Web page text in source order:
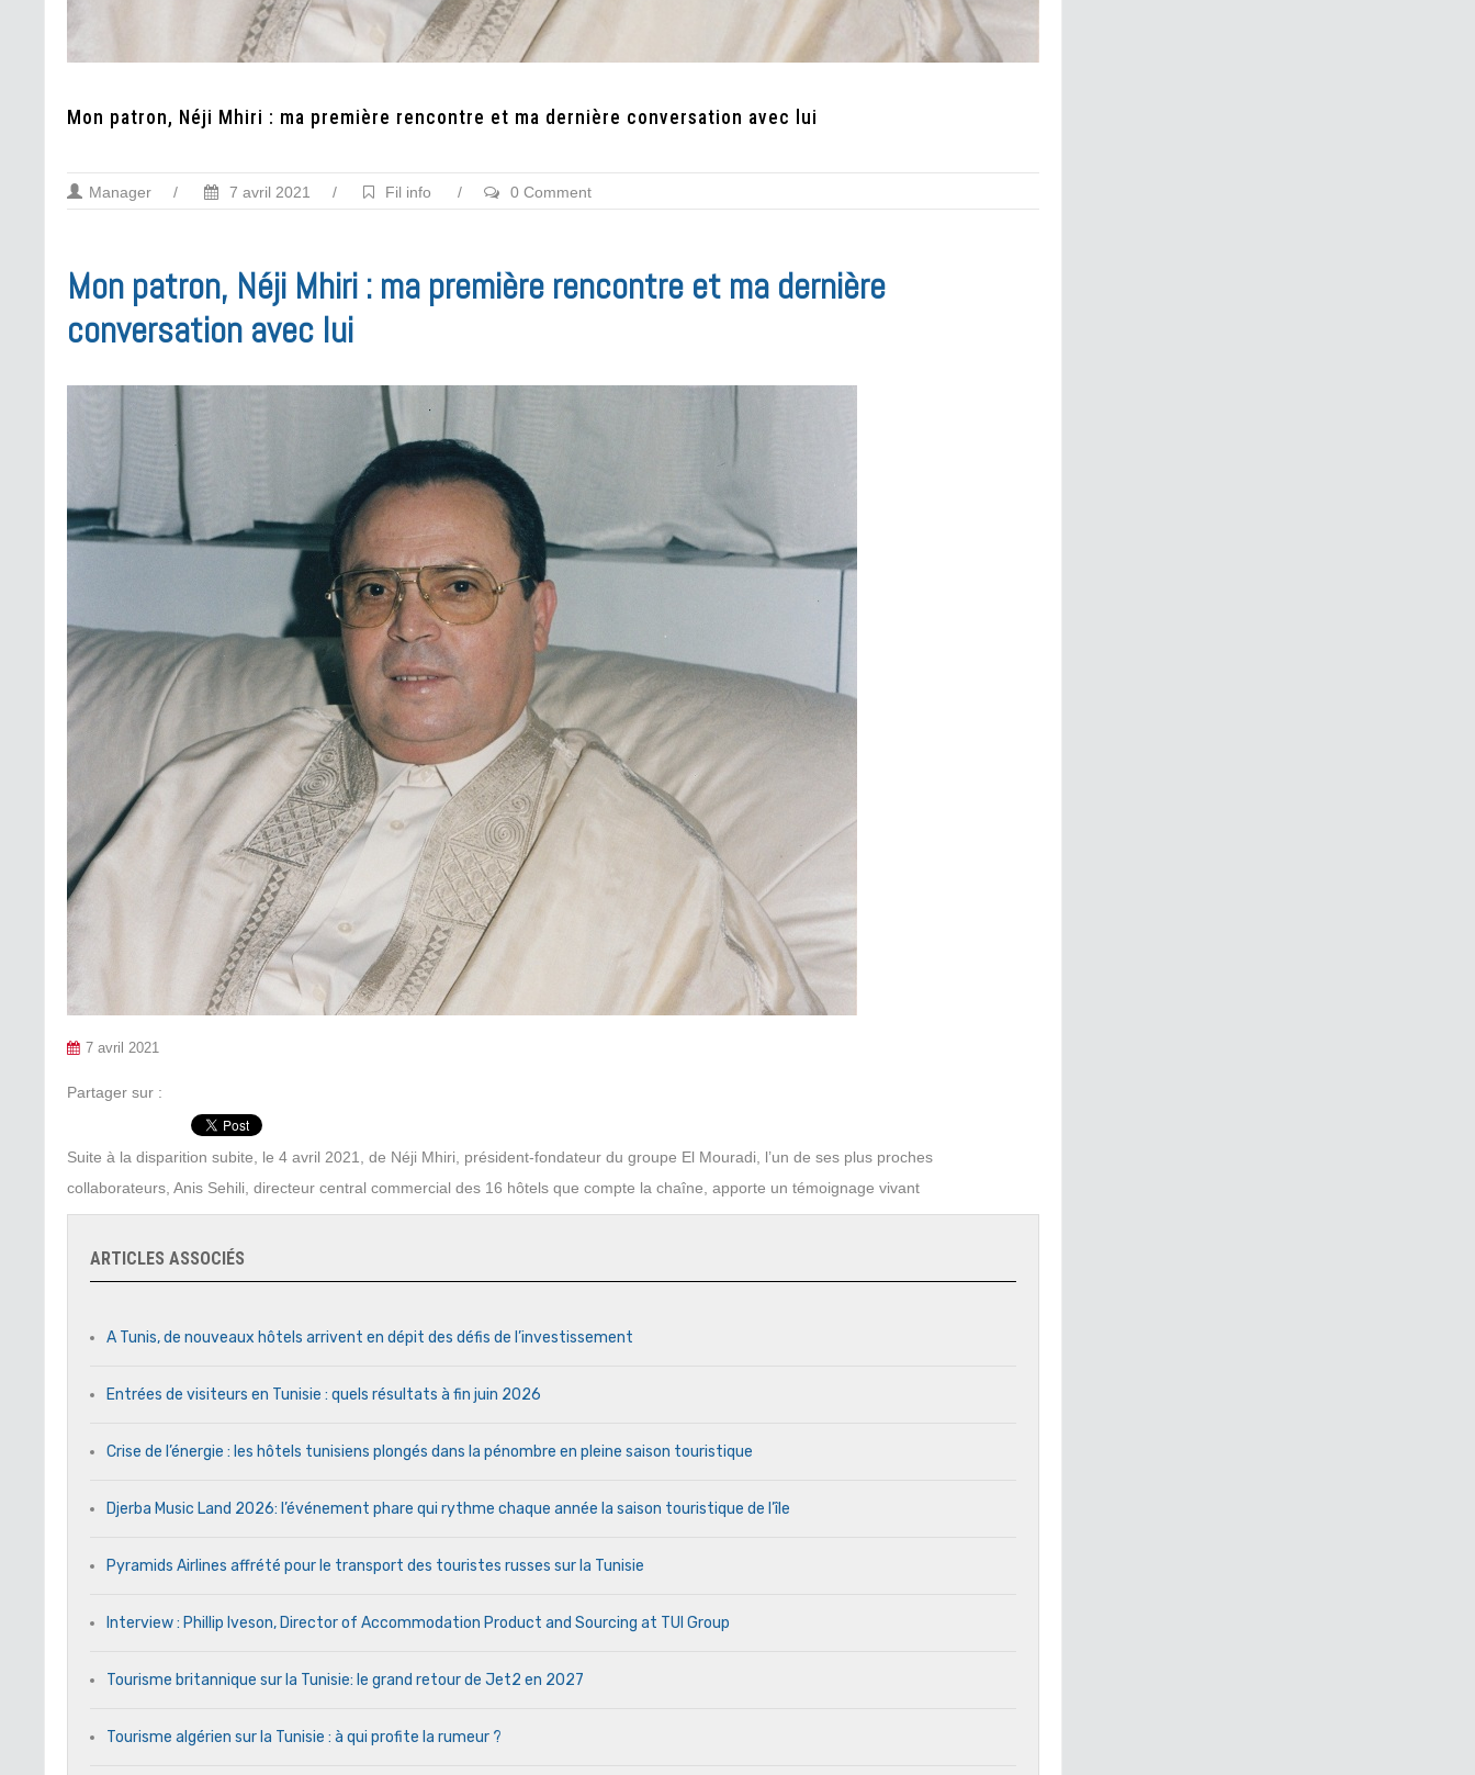
Mon patron, Néji Mhiri : ma première rencontre et ma dernière conversation avec lui
Manager / 7 avril 2021 / Fil info / 0 Comment
Mon patron, Néji Mhiri : ma première rencontre et ma dernière
conversation avec lui
7 avril 2021
Partager sur :
Suite à la disparition subite, le 4 avril 2021, de Néji Mhiri, président-fondateur du groupe El Mouradi, l’un de ses plus proches
collaborateurs, Anis Sehili, directeur central commercial des 16 hôtels que compte la chaîne, apporte un témoignage vivant
ARTICLES ASSOCIÉS
A Tunis, de nouveaux hôtels arrivent en dépit des défis de l’investissement
Entrées de visiteurs en Tunisie : quels résultats à fin juin 2026
Crise de l’énergie : les hôtels tunisiens plongés dans la pénombre en pleine saison touristique
Djerba Music Land 2026: l’événement phare qui rythme chaque année la saison touristique de l’île
Pyramids Airlines affrété pour le transport des touristes russes sur la Tunisie
Interview : Phillip Iveson, Director of Accommodation Product and Sourcing at TUI Group
Tourisme britannique sur la Tunisie: le grand retour de Jet2 en 2027
Tourisme algérien sur la Tunisie : à qui profite la rumeur ?